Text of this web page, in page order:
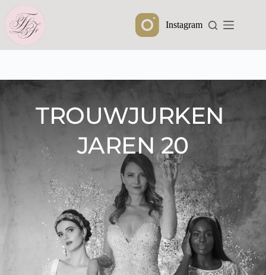
naar
inhoud
Instagram
TROUWJURKEN
JAREN 20